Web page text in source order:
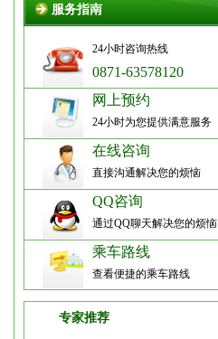
服务指南
24小时咨询热线
0871-63578120
网上预约
24小时为您提供满意服务
在线咨询
直接沟通解决您的烦恼
QQ咨询
通过QQ聊天解决您的烦恼
乘车路线
查看便捷的乘车路线
专家推荐